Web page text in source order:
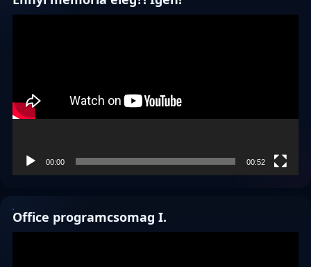
00:00 00:52
Office programcsomag I.